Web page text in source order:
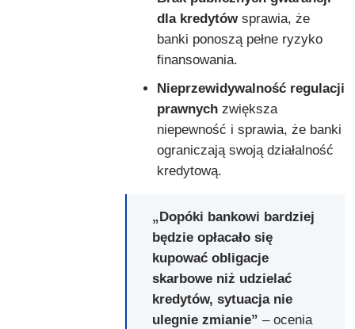
dla kredytówsprawia, że
banki ponoszą pełne ryzyko
finansowania.
Nieprzewidywalność regulacji
prawnych zwiększa
niepewność i sprawia, że banki
ograniczają swoją działalność
kredytową.
„Dopóki bankowi bardziej
będzie opłacało się
kupować obligacje
skarbowe niż udzielać
kredytów, sytuacja nie
ulegnie zmianie” – ocenia